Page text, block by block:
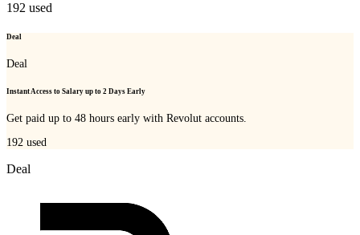
192 used
Deal
Deal
Instant Access to Salary up to 2 Days Early
Get paid up to 48 hours early with Revolut accounts.
192 used
Deal